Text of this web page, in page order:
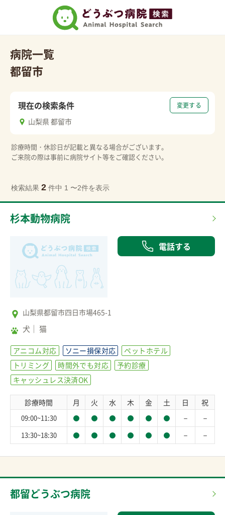
病院一覧
都留市
変更する
現在の検索条件
山梨県 都留市
診療時間・休診日が記載と異なる場合がございます。
ご来院の際は事前に病院サイト等をご確認ください。
検索結果 2 件中 1 〜2件を表示
杉本動物病院
電話する
山梨県都留市四日市場465-1
犬 猫
アニコム対応 ソニー損保対応
ペットホテル
トリミング
時間外でも対応
予約診療
キャッシュレス決済OK
診療時間 月 火 水 木 金 土 日 祝
09:00~11:30 － －
13:30~18:30 － －
都留どうぶつ病院